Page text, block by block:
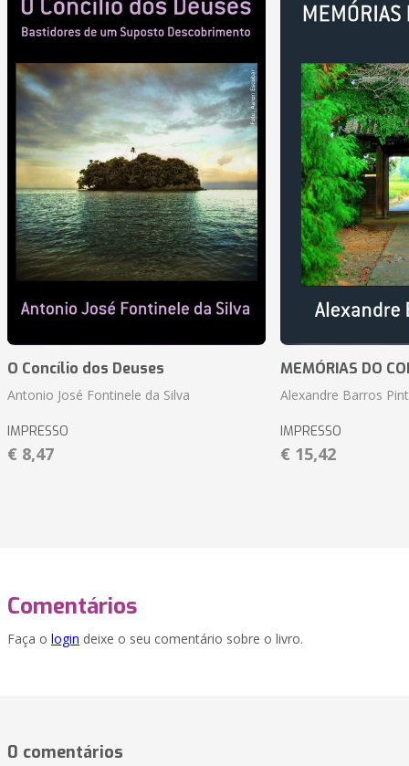
O Concílio dos Deuses
Antonio José Fontinele da Silva
IMPRESSO
€ 8,47
MEMÓRIAS DO
Alexandre Barros
IMPRESSO
€ 15,42
Comentários
Faça o login deixe o seu comentário sobre o livro.
0 comentários